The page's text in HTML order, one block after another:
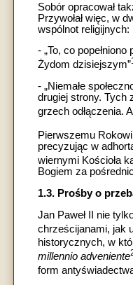
Sobór opracował
Przywołał więc, w
wspólnot religijnych:
- „To, co
Żydom dzisiejszym”
- „Niemałe
drugiej strony. Tych
grzech odłączenia.
Pierwszemu
precyzując w
wiernymi Kościoła
Bogiem za
1.3. Prośby o
Jan Paweł II nie
chrześcijanami, jak
historycznych, w
millennio adveniente
form